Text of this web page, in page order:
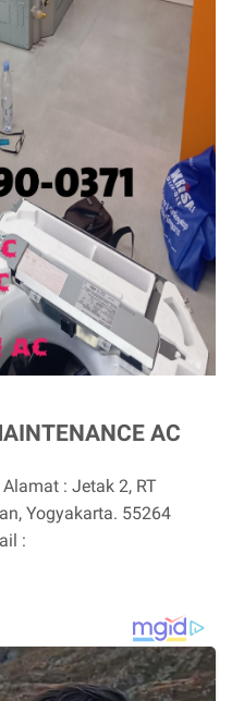
AC
Alamat : Jetak 2, RT
Yogyakarta. 55264
: